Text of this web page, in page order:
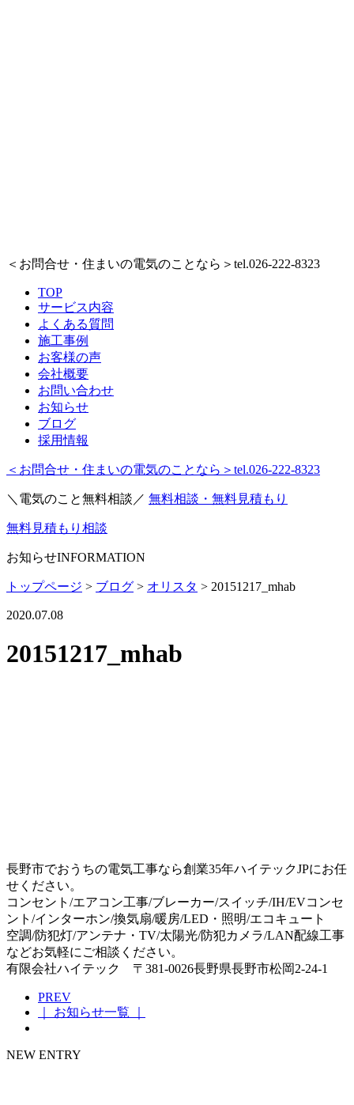
＜お問合せ・住まいの電気のことなら＞ tel.026-222-8323
TOP
サービス内容
よくある質問
施工事例
お客様の声
会社概要
お問い合わせ
お知らせ
ブログ
採用情報
＜お問合せ・住まいの電気のことなら＞ tel.026-222-8323
＼電気のこと無料相談／ 無料相談・無料見積もり
無料見積もり相談
お知らせINFORMATION
トップページ > ブログ > オリスタ > 20151217_mhab
2020.07.08
20151217_mhab
長野市でおうちの電気工事なら創業35年ハイテックJPにお任
せください。
コンセント/エアコン工事/ブレーカー/スイッチ/IH/EVコンセ
ント/インターホン/換気扇/暖房/LED・照明/エコキュート
空調/防犯灯/アンテナ・TV/太陽光/防犯カメラ/LAN配線工事
などお気軽にご相談ください。
有限会社ハイテック 〒381-0026長野県長野市松岡2-24-1
PREV
｜ お知らせ一覧 ｜
NEW ENTRY